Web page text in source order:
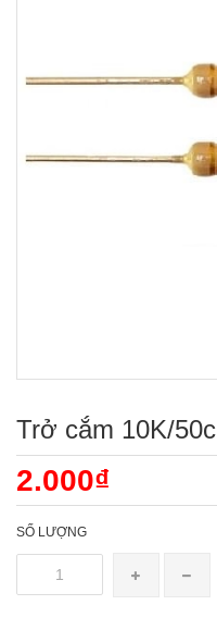
Trở cắm 10K/50c
2.000₫
SỐ LƯỢNG